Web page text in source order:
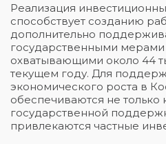
Реализация
способствует созданию
дополнительно
государственными мерами
охватывающими около 44
текущем году. Для
экономического роста в
обеспечиваются не
государственной
привлекаются частные